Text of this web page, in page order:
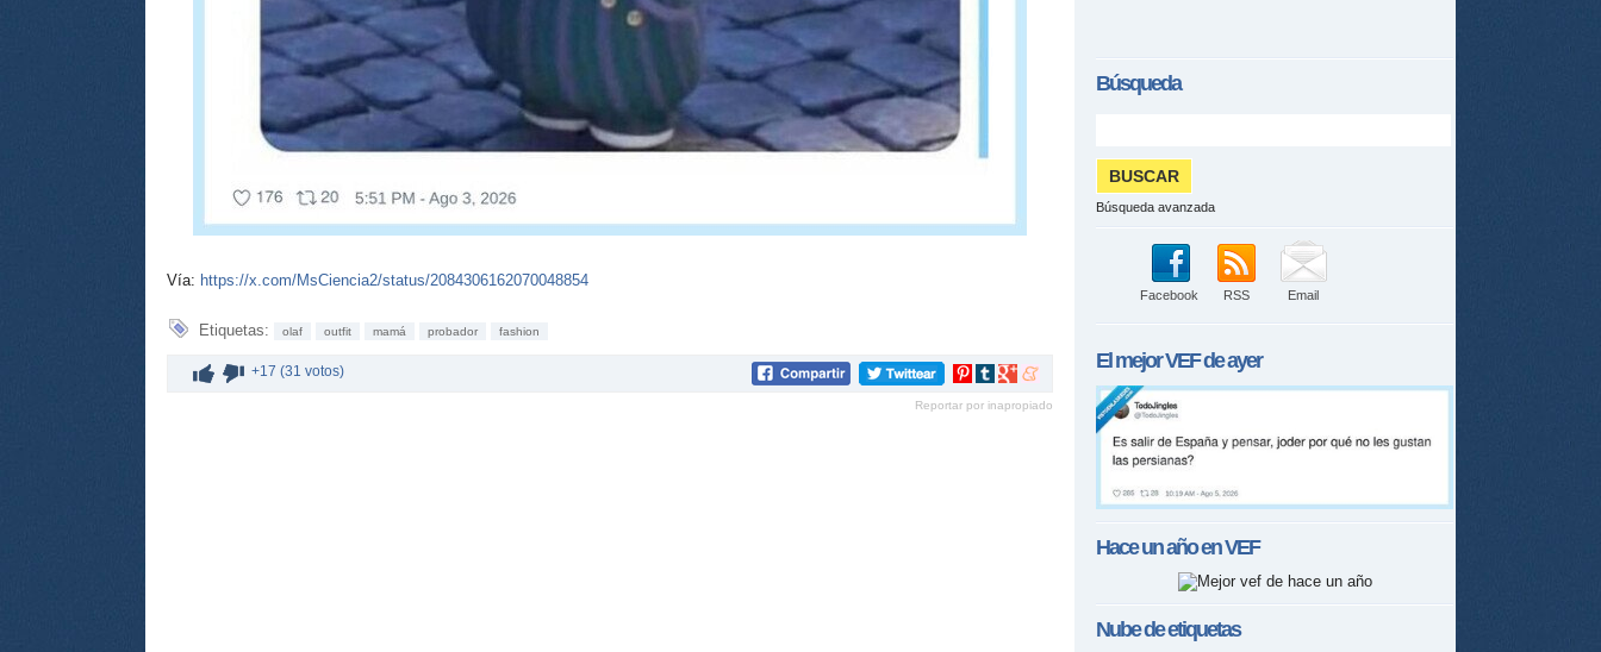
Vía: https://x.com/MsCiencia2/status/2084306162070048854
Etiquetas: olaf outfit mamá probador fashion
+17 (31 votos)
Compartir
Pinterest
Compartir
tumblr
Compartir
Google+
Compartir
meneame
Reportar por inapropiado
Búsqueda
Búsqueda avanzada
Facebook RSS Email
El mejorVEFde ayer
Hace un año enVEF
Nube de etiquetas